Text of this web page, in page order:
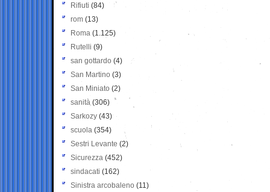
Rifiuti (84)
rom (13)
Roma (1.125)
Rutelli (9)
san gottardo (4)
San Martino (3)
San Miniato (2)
sanità (306)
Sarkozy (43)
scuola (354)
Sestri Levante (2)
Sicurezza (452)
sindacati (162)
Sinistra arcobaleno (11)